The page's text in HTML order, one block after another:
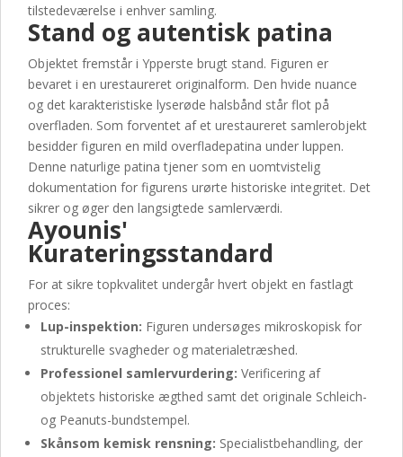
tilstedeværelse i enhver samling.
Stand og autentisk patina
Objektet fremstår i Ypperste brugt stand. Figuren er
bevaret i en urestaureret originalform. Den hvide nuance
og det karakteristiske lyserøde halsbånd står flot på
overfladen. Som forventet af et urestaureret samlerobjekt
besidder figuren en mild overfladepatina under luppen.
Denne naturlige patina tjener som en uomtvistelig
dokumentation for figurens urørte historiske integritet. Det
sikrer og øger den langsigtede samlerværdi.
Ayounis'
Kurateringsstandard
For at sikre topkvalitet undergår hvert objekt en fastlagt
proces:
Lup-inspektion: Figuren undersøges mikroskopisk for
strukturelle svagheder og materialetræshed.
Professionel samlervurdering: Verificering af
objektets historiske ægthed samt det originale Schleich-
og Peanuts-bundstempel.
Skånsom kemisk rensning: Specialistbehandling, der